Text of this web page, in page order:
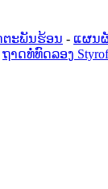
ະພັນຮ້ອນ - ແຜນ
ຖາດທໍ່ທົດລອງ